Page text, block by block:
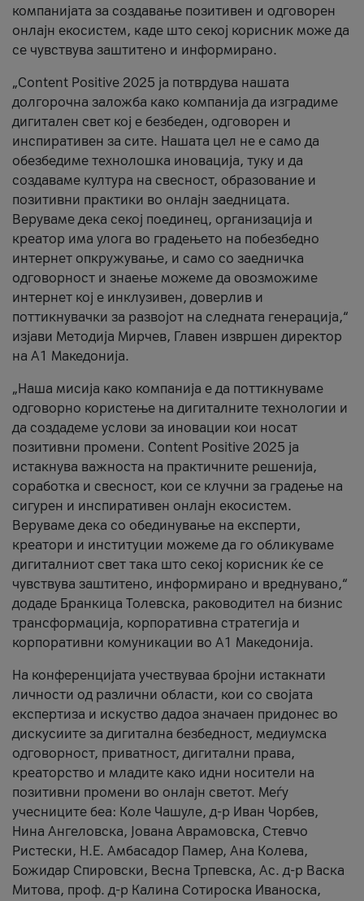
компанијата за создавање позитивен и одговорен
онлајн екосистем, каде што секој корисник може да
се чувствува заштитено и информирано.
„Content Positive 2025 ја потврдува нашата
долгорочна заложба како компанија да изградиме
дигитален свет кој е безбеден, одговорен и
инспиративен за сите. Нашата цел не е само да
обезбедиме технолошка иновација, туку и да
создаваме култура на свесност, образование и
позитивни практики во онлајн заедницата.
Веруваме дека секој поединец, организација и
креатор има улога во градењето на побезбедно
интернет опкружување, и само со заедничка
одговорност и знаење можеме да овозможиме
интернет кој е инклузивен, доверлив и
поттикнувачки за развојот на следната генерација,“
изјави Методија Мирчев, Главен извршен директор
на А1 Македонија.
„Наша мисија како компанија е да поттикнуваме
одговорно користење на дигиталните технологии и
да создадеме услови за иновации кои носат
позитивни промени. Content Positive 2025 ја
истакнува важноста на практичните решенија,
соработка и свесност, кои се клучни за градење на
сигурен и инспиративен онлајн екосистем.
Веруваме дека со обединување на експерти,
креатори и институции можеме да го обликуваме
дигиталниот свет така што секој корисник ќе се
чувствува заштитено, информирано и вреднувано,“
додаде Бранкица Толевска, раководител на бизнис
трансформација, корпоративна стратегија и
корпоративни комуникации во А1 Македонија.
На конференцијата учествуваа бројни истакнати
личности од различни области, кои со својата
експертиза и искуство дадоа значаен придонес во
дискусиите за дигитална безбедност, медиумска
одговорност, приватност, дигитални права,
креаторство и младите како идни носители на
позитивни промени во онлајн светот. Меѓу
учесниците беа: Коле Чашуле, д-р Иван Чорбев,
Нина Ангеловска, Јована Аврамовска, Стевчо
Ристески, Н.Е. Амбасадор Памер, Ана Колева,
Божидар Спировски, Весна Трпевска, Ас. д-р Васка
Митова, проф. д-р Калина Сотироска Иваноска,